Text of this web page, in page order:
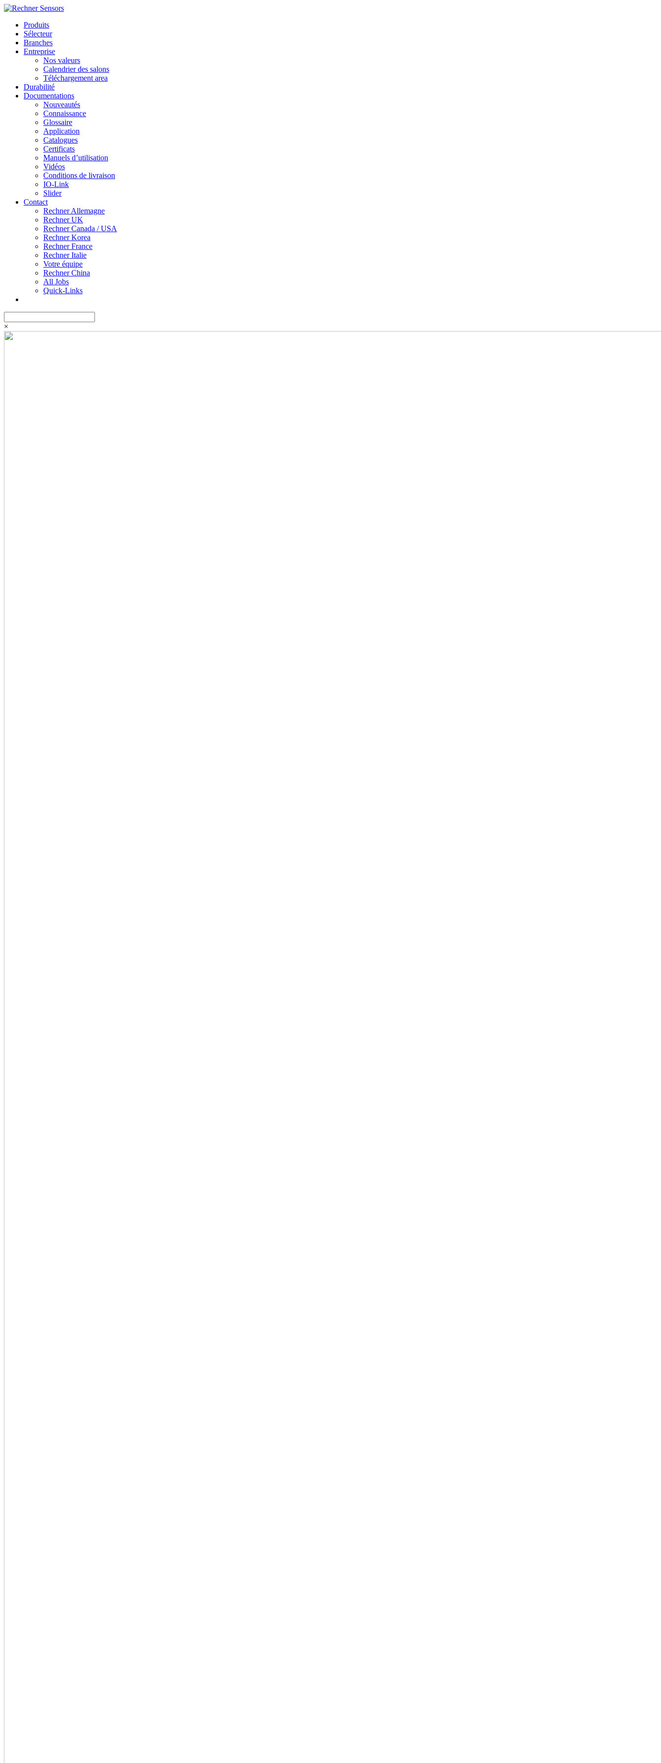
Produits
Sélecteur
Branches
Entreprise
Nos valeurs
Calendrier des salons
Téléchargement area
Durabilité
Documentations
Nouveautés
Connaissance
Glossaire
Application
Catalogues
Certificats
Manuels d’utilisation
Vidéos
Conditions de livraison
IO-Link
Slider
Contact
Rechner Allemagne
Rechner UK
Rechner Canada / USA
Rechner Korea
Rechner France
Rechner Italie
Votre équipe
Rechner China
All Jobs
Quick-Links
×